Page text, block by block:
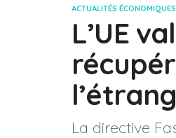
ACTUALITÉS ÉCONOMIQUES
L’UE
La directive